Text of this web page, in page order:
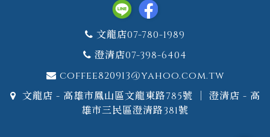
文龍店07-780-1989
澄清店07-398-6404
coffee820913@yahoo.com.tw
文龍店 - 高雄市鳳山區文龍東路785號 ｜ 澄清店 - 高
雄市三民區澄清路381號